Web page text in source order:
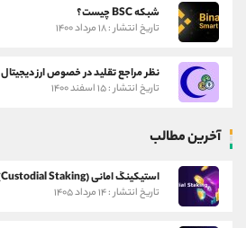
شبکه BSC چیست؟
تاریخ انتشار : ۱۸ مرداد ۱۴۰۰
نظر مراجع تقلید در خصوص ارز دیجیتال
تاریخ انتشار : ۱۵ اسفند ۱۴۰۰
آخرین مطالب
استیکینگ امانی (Custodial Staking)
تاریخ انتشار : ۱۴ مرداد ۱۴۰۵